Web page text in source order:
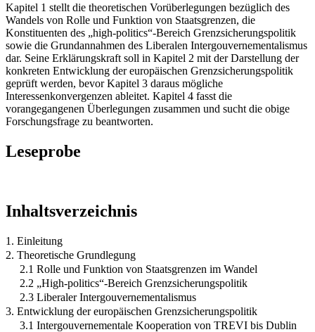
Kapitel 1 stellt die theoretischen Vorüberlegungen bezüglich des
Wandels von Rolle und Funktion von Staatsgrenzen, die
Konstituenten des „high-politics“-Bereich Grenzsicherungspolitik
sowie die Grundannahmen des Liberalen Intergouvernementalismus
dar. Seine Erklärungskraft soll in Kapitel 2 mit der Darstellung der
konkreten Entwicklung der europäischen Grenzsicherungspolitik
geprüft werden, bevor Kapitel 3 daraus mögliche
Interessenkonvergenzen ableitet. Kapitel 4 fasst die
vorangegangenen Überlegungen zusammen und sucht die obige
Forschungsfrage zu beantworten.
Leseprobe
Inhaltsverzeichnis
1. Einleitung
2. Theoretische Grundlegung
2.1 Rolle und Funktion von Staatsgrenzen im Wandel
2.2 „High-politics“-Bereich Grenzsicherungspolitik
2.3 Liberaler Intergouvernementalismus
3. Entwicklung der europäischen Grenzsicherungspolitik
3.1 Intergouvernementale Kooperation von TREVI bis Dublin